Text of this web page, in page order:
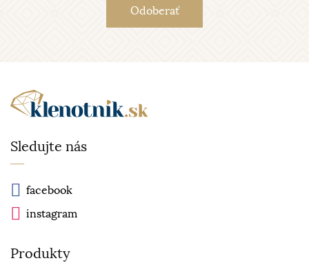
Sledujte nás
facebook
instagram
Produkty